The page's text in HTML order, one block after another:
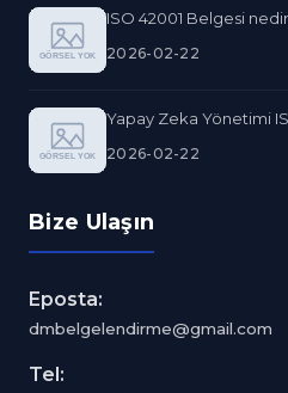
ISO 42001 Belgesi nedir
2026-02-22
Yapay Zeka Yönetimi
2026-02-22
Bize Ulaşın
Eposta:
dmbelgelendirme@gmail.com
Tel: